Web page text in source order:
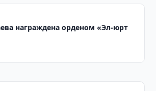
награждена орденом «Эл-юрт